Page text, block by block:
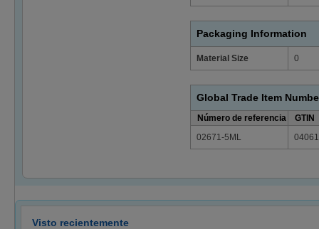
Packaging Information
Material Size 0
Global Trade Item
Número de referencia
GTIN
02671-5ML
Visto recientemente